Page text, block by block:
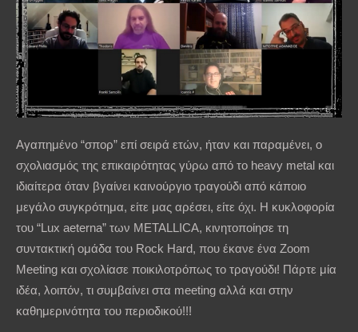
Αγαπημένο “σπορ” επί σειρά ετών, ήταν και παραμένει, ο
σχολιασμός της επικαιρότητας γύρω από το heavy metal και
ιδιαίτερα όταν βγαίνει καινούργιο τραγούδι από κάποιο
μεγάλο συγκρότημα, είτε μας αρέσει, είτε όχι. Η κυκλοφορία
του “Lux aeterna” των METALLICA, κινητοποίησε τη
συντακτική ομάδα του Rock Hard, που έκανε ένα Zoom
Meeting και σχολίασε ποικιλοτρόπως το τραγούδι! Πάρτε μία
ιδέα, λοιπόν, τι συμβαίνει στα meeting αλλά και στην
καθημερινότητα του περιοδικού!!!